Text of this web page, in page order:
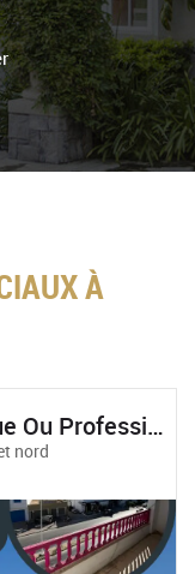
À
Étage Pour Usage Bureautique Ou Professionnel À Hammamet Nord
nord